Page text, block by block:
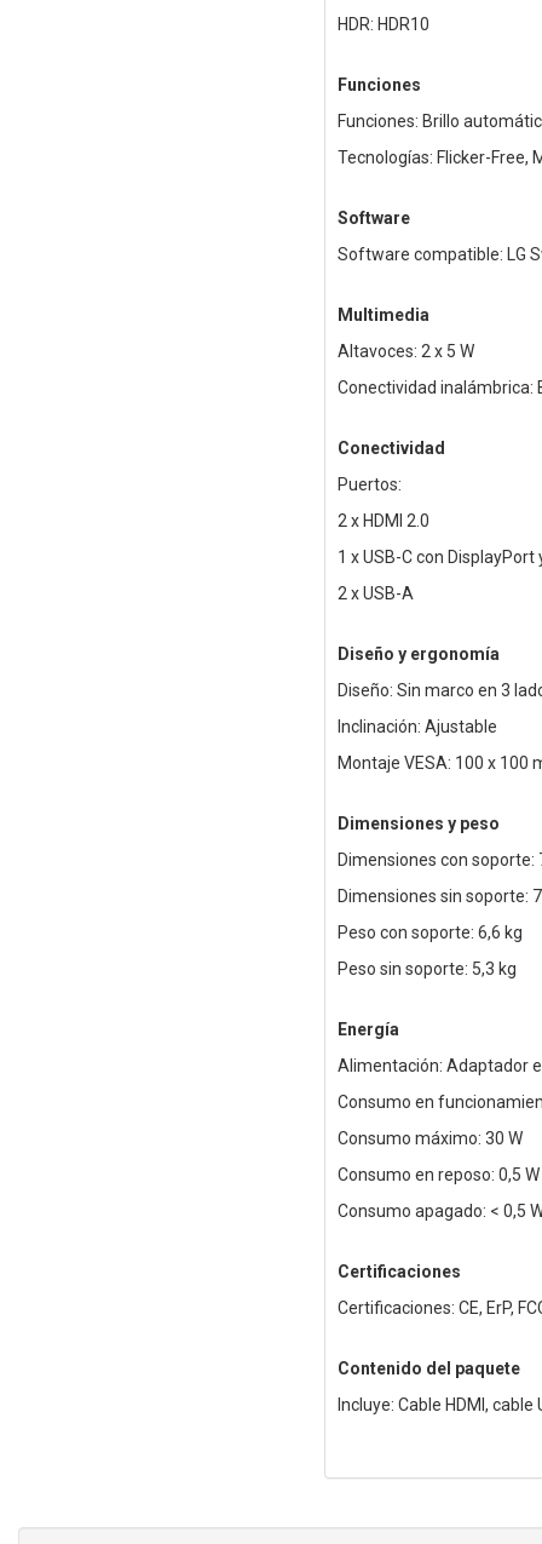
HDR: HDR10
Funciones
Funciones: Brillo
Tecnologías: Flicker-Free,
Software
Software compatible: LG
Multimedia
Altavoces: 2 x 5 W
Conectividad inalámbrica:
Conectividad
Puertos:
2 x HDMI 2.0
1 x USB-C con
2 x USB-A
Diseño y ergonomía
Diseño: Sin marco en 3
Inclinación: Ajustable
Montaje VESA: 100 x 100
Dimensiones y peso
Dimensiones con soporte:
Dimensiones sin soporte:
Peso con soporte: 6,6 kg
Peso sin soporte: 5,3 kg
Energía
Alimentación: Adaptador
Consumo en
Consumo máximo: 30 W
Consumo en reposo: 0,5 W
Consumo apagado: < 0,5
Certificaciones
Certificaciones: CE, ErP,
Contenido del paquete
Incluye: Cable HDMI,